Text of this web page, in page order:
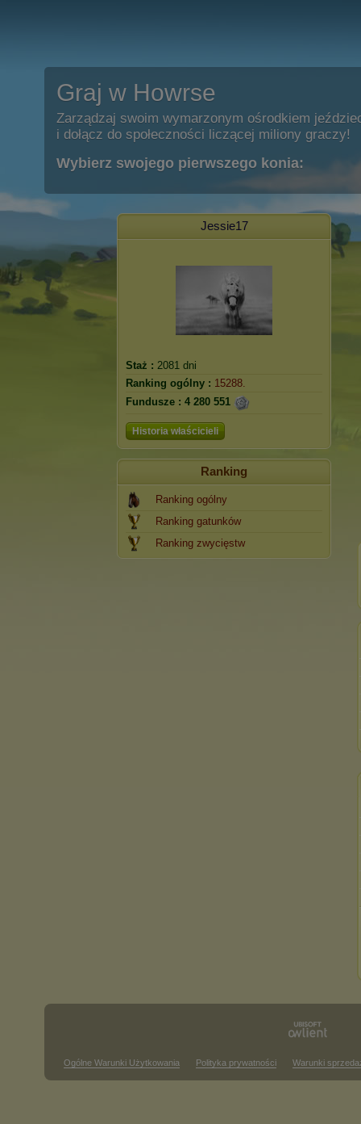
Graj w Howrse
Zarządzaj swoim wymarzonym ośrodkiem
i dołącz do społeczności liczącej miliony graczy!
Wybierz swojego pierwszego konia:
Jessie17
Staż : 2081 dni
Ranking ogólny : 15288.
Fundusze : 4 280 551
Historia właścicieli
Ranking
Ranking ogólny
Ranking gatunków
Ranking zwycięstw
Ogólne Warunki Użytkowania Polityka prywatności Warunki